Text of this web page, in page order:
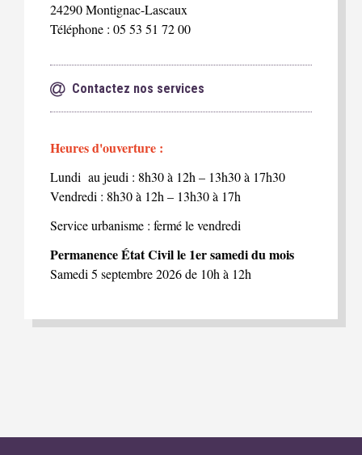
24290 Montignac-Lascaux
Téléphone : 05 53 51 72 00
Contactez nos services
Heures d'ouverture :
Lundi au jeudi : 8h30 à 12h – 13h30 à 17h30
Vendredi : 8h30 à 12h – 13h30 à 17h
Service urbanisme : fermé le vendredi
Permanence État Civil le 1er samedi du mois
Samedi 5 septembre 2026 de 10h à 12h